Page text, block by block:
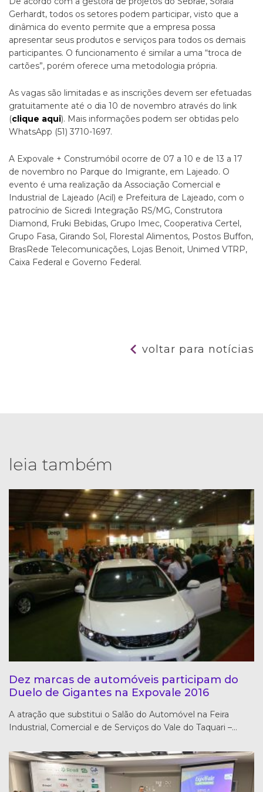
Gerhardt, todos os setores podem participar, visto que a
dinâmica do evento permite que a empresa possa
apresentar seus produtos e serviços para todos os demais
participantes. O funcionamento é similar a uma “troca de
cartões”, porém oferece uma metodologia própria.
As vagas são limitadas e as inscrições devem ser efetuadas
gratuitamente até o dia 10 de novembro através do link
(clique aqui). Mais informações podem ser obtidas pelo
WhatsApp (51) 3710-1697.
A Expovale + Construmóbil ocorre de 07 a 10 e de 13 a 17
de novembro no Parque do Imigrante, em Lajeado. O
evento é uma realização da Associação Comercial e
Industrial de Lajeado (Acil) e Prefeitura de Lajeado, com o
patrocínio de Sicredi Integração RS/MG, Construtora
Diamond, Fruki Bebidas, Grupo Imec, Cooperativa Certel,
Grupo Fasa, Girando Sol, Florestal Alimentos, Postos Buffon,
BrasRede Telecomunicações, Lojas Benoit, Unimed VTRP,
Caixa Federal e Governo Federal.
voltar para notícias
leia também
Dez marcas de automóveis participam do
Duelo de Gigantes na Expovale 2016
A atração que substitui o Salão do Automóvel na Feira
Industrial, Comercial e de Serviços do Vale do Taquari –…